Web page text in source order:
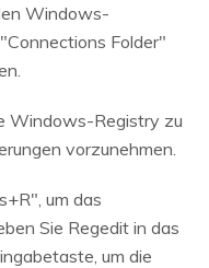
Windows-
Folder"
Windows-Registry zu
vorzunehmen.
um das
Sie Regedit in das
um die